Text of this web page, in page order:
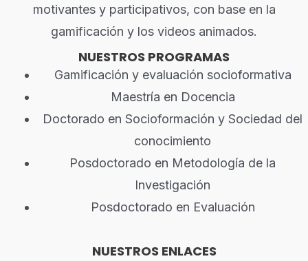
motivantes y participativos, con base en la
gamificación y los videos animados.
NUESTROS PROGRAMAS
Gamificación y evaluación socioformativa
Maestría en Docencia
Doctorado en Socioformación y Sociedad del
conocimiento
Posdoctorado en Metodología de la
Investigación
Posdoctorado en Evaluación
NUESTROS ENLACES